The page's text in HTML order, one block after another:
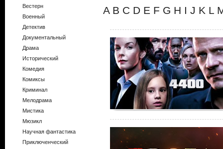
Вестерн
Военный
Детектив
Документальный
Драма
Исторический
Комедия
Комиксы
Криминал
Мелодрама
Мистика
Мюзикл
Научная фантастика
Приключенческий
A B C D E F G H I J K L